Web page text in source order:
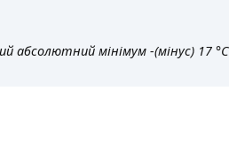
абсолютний мінімум -(мінус) 17 °C